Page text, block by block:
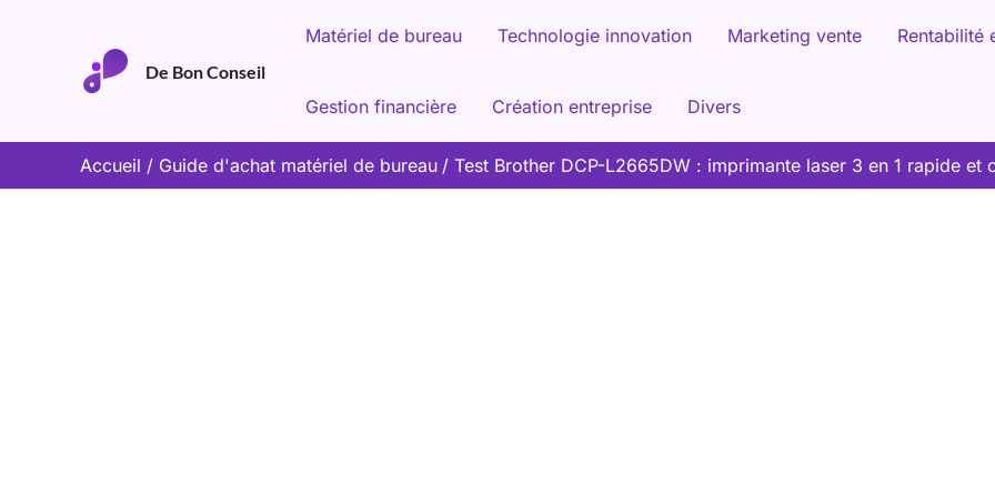
De Bon Conseil
Matériel de bureau Technologie innovation Marketing vente Rentabilité
Gestion financière Création entreprise Divers
Accueil Guide d'achat matériel de bureau Test Brother DCP-L2665DW : imprimante laser 3 en 1 rapide et